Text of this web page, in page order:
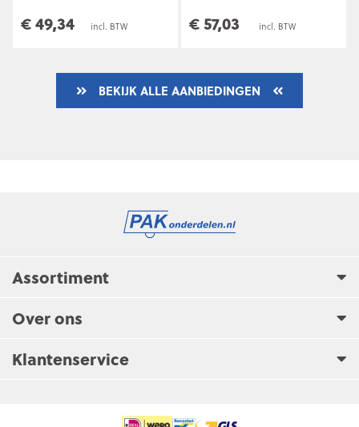
€ 49,34 incl. BTW
Materiaal
€ 57,03 incl. BTW
BEKIJK ALLE AANBIEDINGEN
Assortiment
Over ons
Klantenservice